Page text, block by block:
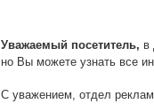
Уважаемый посетитель, в
но Вы можете узнать все
С уважением, отдел